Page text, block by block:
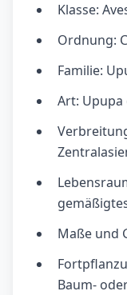
Klasse:
Ordnung:
Familie:
Art: Upupa
Maße und
Baum-